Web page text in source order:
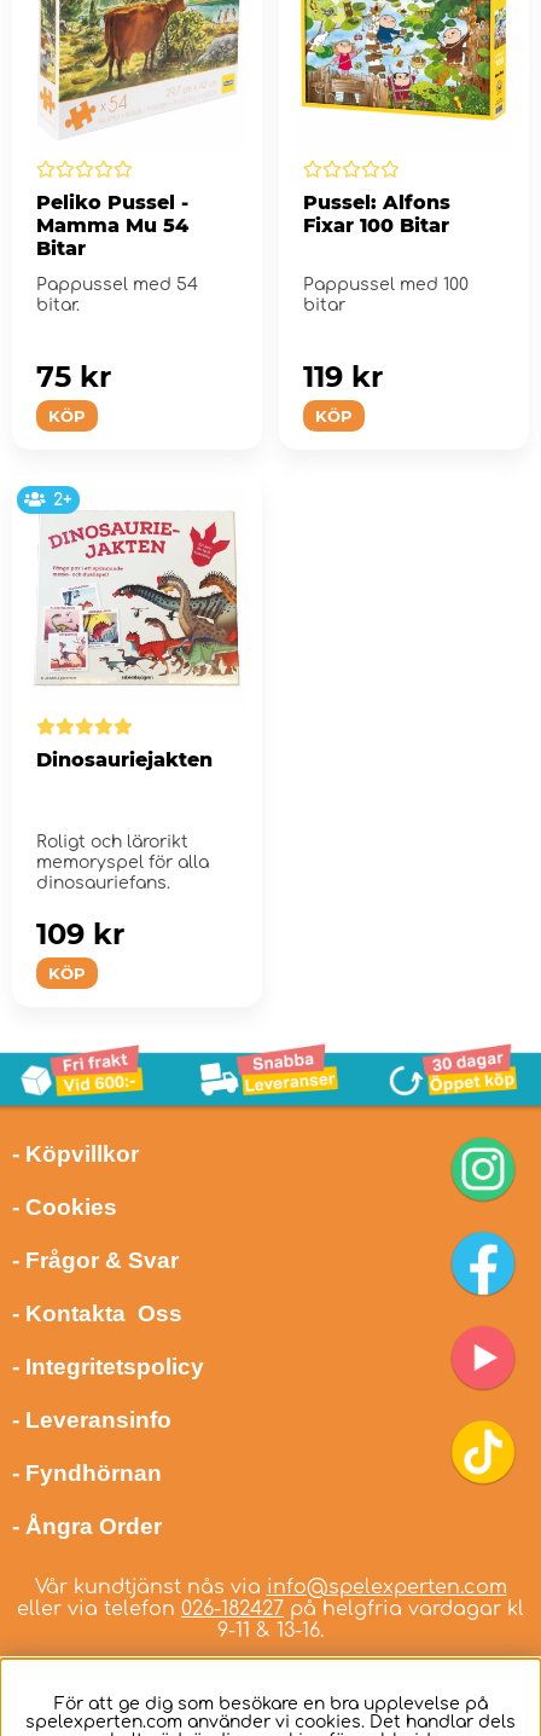
Peliko Pussel -
Mamma Mu 54
Bitar
Pappussel med 54
bitar.
KÖP
75 kr
Pussel: Alfons
Fixar 100 Bitar
Pappussel med 100
bitar
KÖP
119 kr
2+
Dinosauriejakten
Roligt och lärorikt
memoryspel för alla
dinosauriefans.
KÖP
109 kr
- Köpvillkor
- Cookies
- Frågor & Svar
- Kontakta Oss
- Integritetspolicy
- Leveransinfo
- Fyndhörnan
- Ångra Order
Vår kundtjänst nås via info@spelexperten.com
eller via telefon 026-182427 på helgfria vardagar kl
9-11 & 13-16.
För att ge dig som besökare en bra upplevelse på
spelexperten.com använder vi cookies. Det handlar dels